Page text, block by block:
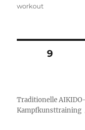
workout
Beiträge
SEITE9
Traditionelle
Kampfkunsttraining